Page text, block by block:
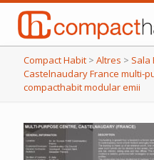
Compact Habit > Altres > Sala
Castelnaudary France multi-
compacthabit modular emii